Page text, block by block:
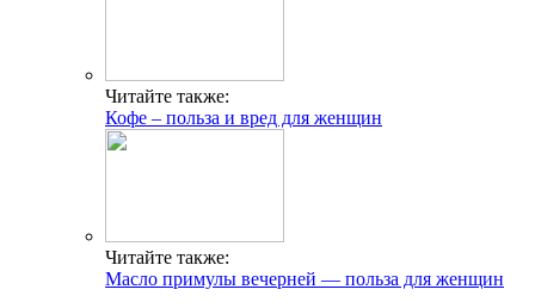
Читайте также:
Кофе – польза и вред для женщин
Читайте также:
Масло примулы вечерней — польза для женщин